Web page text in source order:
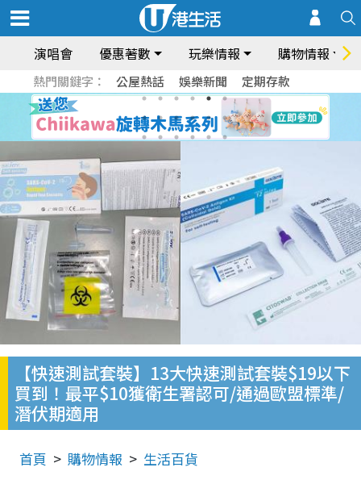
演唱會 優惠著數 玩樂情報 購物情報
熱門關鍵字： 公屋熱話 娛樂新聞 定期存款
【快速測試套裝】13大快速測試套裝$19以下
買到！最平$10獲衛生署認可/通過歐盟標準/
潛伏期適用
首頁 購物情報 生活百貨